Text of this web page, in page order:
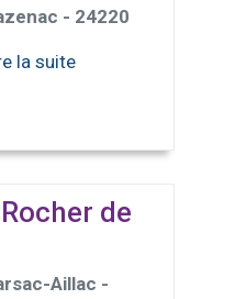
- 24220
la suite
de
Aillac -